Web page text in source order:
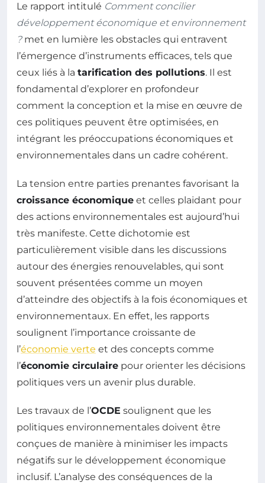
Le rapport intitulé Comment concilier
développement économique et environnement
?met en lumière les obstacles qui entravent
l’émergence d’instruments efficaces, tels que
ceux liés à la tarification des pollutions. Il est
fondamental d’explorer en profondeur
comment la conception et la mise en œuvre de
ces politiques peuvent être optimisées, en
intégrant les préoccupations économiques et
environnementales dans un cadre cohérent.
La tension entre parties prenantes favorisant la
croissance économique et celles plaidant pour
des actions environnementales est aujourd’hui
très manifeste. Cette dichotomie est
particulièrement visible dans les discussions
autour des énergies renouvelables, qui sont
souvent présentées comme un moyen
d’atteindre des objectifs à la fois économiques et
environnementaux. En effet, les rapports
soulignent l’importance croissante de
l’économie verte et des concepts comme
l’économie circulaire pour orienter les décisions
politiques vers un avenir plus durable.
Les travaux de l’OCDE soulignent que les
politiques environnementales doivent être
conçues de manière à minimiser les impacts
négatifs sur le développement économique
inclusif. L’analyse des conséquences de la